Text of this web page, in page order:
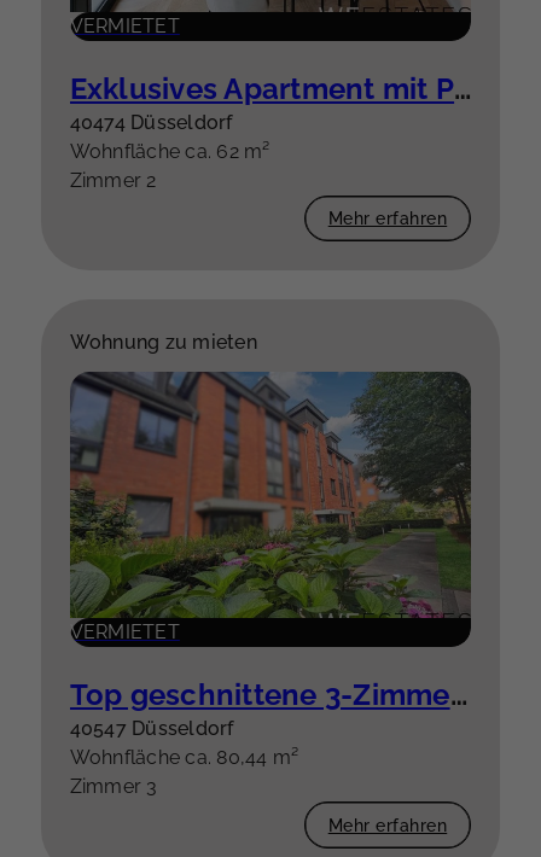
VERMIETET
Exklusives Apartment mit Panoramablick über Düsseldorf und den Rhein
40474 Düsseldorf
Wohnfläche ca. 62 m²
Zimmer 2
Mehr erfahren
Wohnung zu mieten
VERMIETET
Top geschnittene 3-Zimmer-Wohnung mit Balkon und Einbauküche
40547 Düsseldorf
Wohnfläche ca. 80,44 m²
Zimmer 3
Mehr erfahren